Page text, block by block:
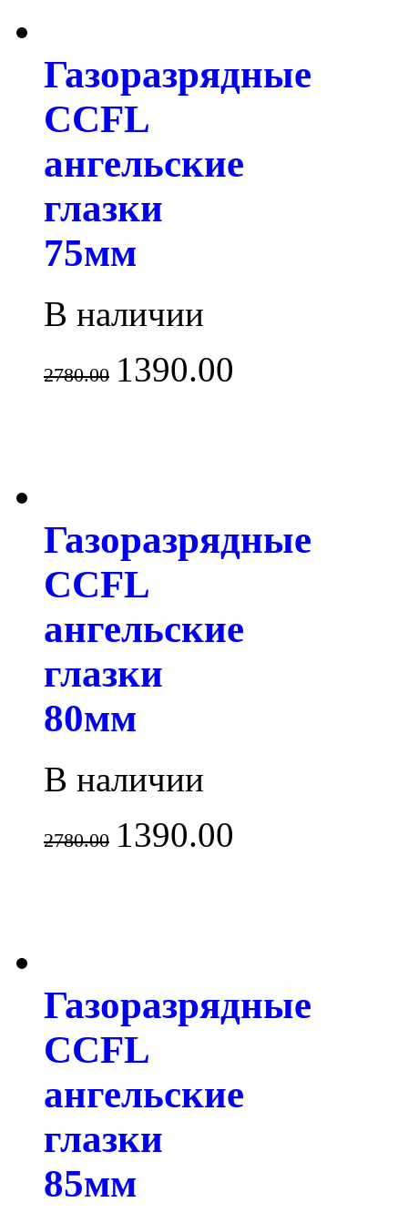
Газоразрядные
CCFL
ангельские
глазки
75мм
В наличии
2780.00 1390.00
Газоразрядные
CCFL
ангельские
глазки
80мм
В наличии
2780.00 1390.00
Газоразрядные
CCFL
ангельские
глазки
85мм